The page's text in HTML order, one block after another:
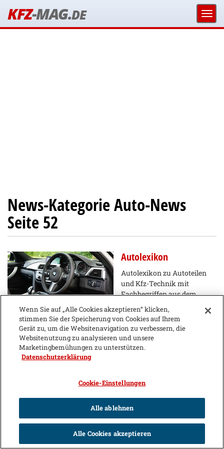
KFZ-MAG.DE
News-Kategorie Auto-News
Seite 52
Autolexikon
Autolexikon zu Autoteilen
und Kfz-Technik mit
Fachbegriffen aus dem
Fahrzeugbereich und den
wichtigsten Begriffen und Abkürzungen rund um das
Themengebiet Kfz.
Wenn Sie auf „Alle Cookies akzeptieren“ klicken,
stimmen Sie der Speicherung von Cookies auf Ihrem
Gerät zu, um die Websitenavigation zu verbessern, die
Websitenutzung zu analysieren und unsere
Marketingbemühungen zu unterstützen.
Datenschutzerklärung
Cookie-Einstellungen
Alle ablehnen
Alle Cookies akzeptieren